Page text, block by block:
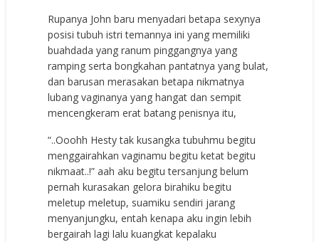
Rupanya John baru menyadari betapa sexynya
posisi tubuh istri temannya ini yang memiliki
buahdada yang ranum pinggangnya yang
ramping serta bongkahan pantatnya yang bulat,
dan barusan merasakan betapa nikmatnya
lubang vaginanya yang hangat dan sempit
mencengkeram erat batang penisnya itu,
“..Ooohh Hesty tak kusangka tubuhmu begitu
menggairahkan vaginamu begitu ketat begitu
nikmaat..!” aah aku begitu tersanjung belum
pernah kurasakan gelora birahiku begitu
meletup meletup, suamiku sendiri jarang
menyanjungku, entah kenapa aku ingin lebih
bergairah lagi lalu kuangkat kepalaku